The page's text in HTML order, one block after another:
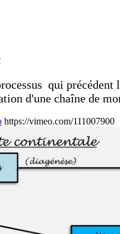
qui précédent
d'une chaîne de
https://vimeo.com/111007900